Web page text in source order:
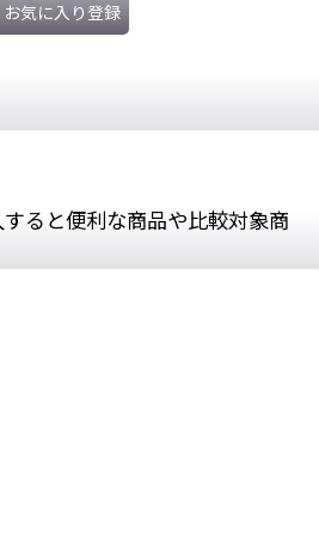
お気に入り登録
ると便利な商品や比較対象商